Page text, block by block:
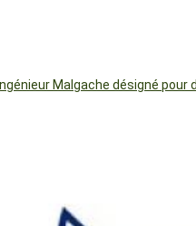
Malgache désigné pour